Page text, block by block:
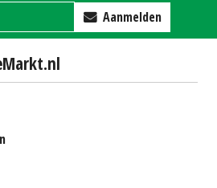
Aanmelden